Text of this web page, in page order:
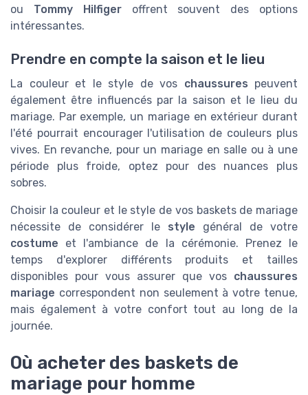
ou Tommy Hilfigeroffrent souvent des options
intéressantes.
Prendre en compte la saison et le lieu
La couleur et le style de vos chaussures peuvent
également être influencés par la saison et le lieu du
mariage. Par exemple, un mariage en extérieur durant
l'été pourrait encourager l'utilisation de couleurs plus
vives. En revanche, pour un mariage en salle ou à une
période plus froide, optez pour des nuances plus
sobres.
Choisir la couleur et le style de vos baskets de mariage
nécessite de considérer le style général de votre
costume et l'ambiance de la cérémonie. Prenez le
temps d'explorer différents produits et tailles
disponibles pour vous assurer que vos chaussures
mariage correspondent non seulement à votre tenue,
mais également à votre confort tout au long de la
journée.
Où acheter des baskets de
mariage pour homme